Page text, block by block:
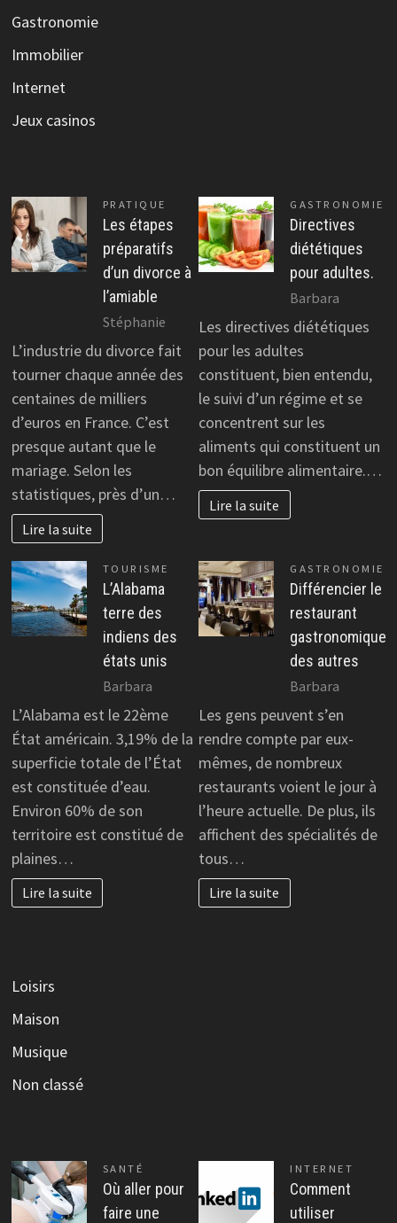
Gastronomie
Immobilier
Internet
Jeux casinos
PRATIQUE
Les étapes
préparatifs
d’un divorce à
l’amiable
Stéphanie
L’industrie du divorce fait
tourner chaque année des
centaines de milliers
d’euros en France. C’est
presque autant que le
mariage. Selon les
statistiques, près d’un…
Lire la suite
GASTRONOMIE
Directives
diététiques
pour adultes.
Barbara
Les directives diététiques
pour les adultes
constituent, bien entendu,
le suivi d’un régime et se
concentrent sur les
aliments qui constituent un
bon équilibre alimentaire.…
Lire la suite
TOURISME
L’Alabama
terre des
indiens des
états unis
Barbara
L’Alabama est le 22ème
État américain. 3,19% de la
superficie totale de l’État
est constituée d’eau.
Environ 60% de son
territoire est constitué de
plaines…
Lire la suite
GASTRONOMIE
Différencier le
restaurant
gastronomique
des autres
Barbara
Les gens peuvent s’en
rendre compte par eux-
mêmes, de nombreux
restaurants voient le jour à
l’heure actuelle. De plus, ils
affichent des spécialités de
tous…
Lire la suite
Loisirs
Maison
Musique
Non classé
SANTÉ
Où aller pour
faire une
INTERNET
Comment
utiliser